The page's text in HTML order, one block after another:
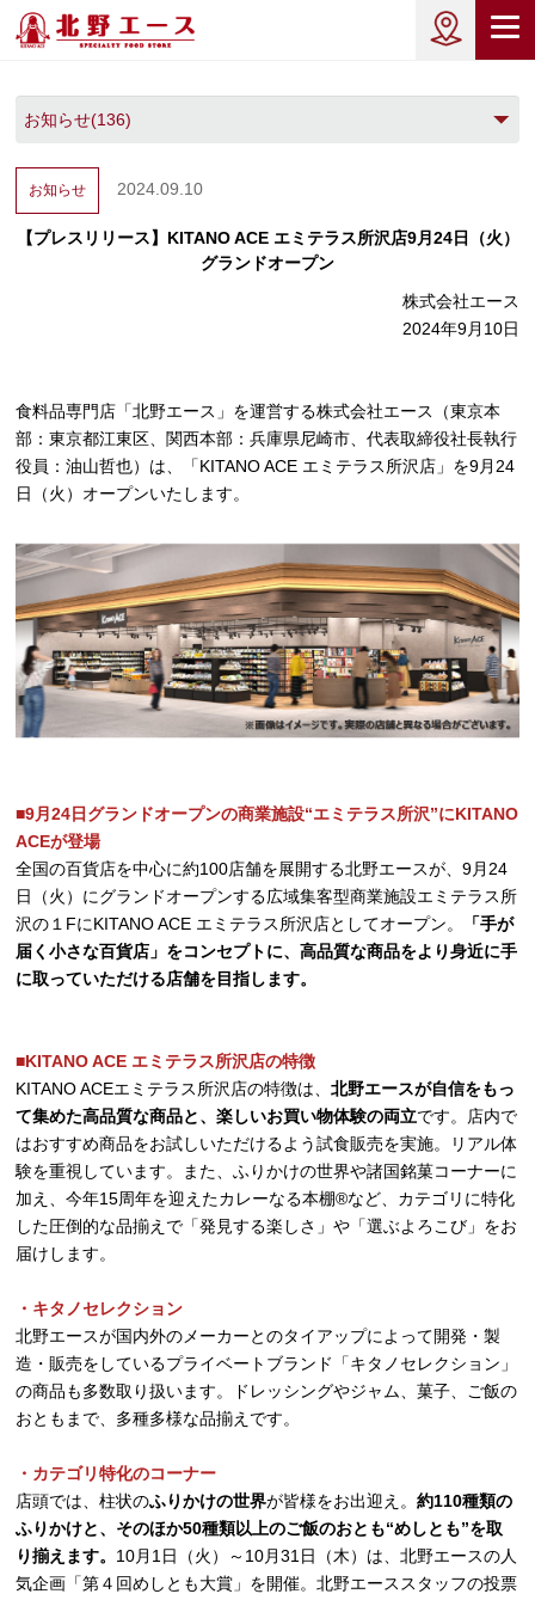
お知らせ 2024.09.10
【プレスリリース】KITANO ACE エミテラス所沢店9月24日（火）
グランドオープン
株式会社エース
2024年9月10日
食料品専門店「北野エース」を運営する株式会社エース（東京本
部：東京都江東区、関西本部：兵庫県尼崎市、代表取締役社長執行
役員：油山哲也）は、「KITANO ACE エミテラス所沢店」を9月24
日（火）オープンいたします。
■9月24日グランドオープンの商業施設“エミテラス所沢”にKITANO
ACEが登場
全国の百貨店を中心に約100店舗を展開する北野エースが、9月24
日（火）にグランドオープンする広域集客型商業施設エミテラス所
沢の１FにKITANO ACE エミテラス所沢店としてオープン。
「手が
届く小さな百貨店」をコンセプトに、高品質な商品をより身近に手
に取っていただける店舗を目指します。
■KITANO ACE エミテラス所沢店の特徴
KITANO ACEエミテラス所沢店の特徴は、北野エースが自信をもっ
て集めた高品質な商品と、楽しいお買い物体験の両立です。店内で
はおすすめ商品をお試しいただけるよう試食販売を実施。リアル体
験を重視しています。また、ふりかけの世界や諸国銘菓コーナーに
加え、今年15周年を迎えたカレーなる本棚®など、カテゴリに特化
した圧倒的な品揃えで「発見する楽しさ」や「選ぶよろこび」をお
届けします。
・キタノセレクション
北野エースが国内外のメーカーとのタイアップによって開発・製
造・販売をしているプライベートブランド「キタノセレクション」
の商品も多数取り扱います。ドレッシングやジャム、菓子、ご飯の
おともまで、多種多様な品揃えです。
・カテゴリ特化のコーナー
店頭では、柱状のふりかけの世界が皆様をお出迎え。約110種類の
ふりかけと、そのほか50種類以上のご飯のおとも“めしとも”を取
り揃えます。 10月1日（火）～10月31日（木）は、北野エースの人
気企画「第４回めしとも大賞」を開催。北野エーススタッフの投票